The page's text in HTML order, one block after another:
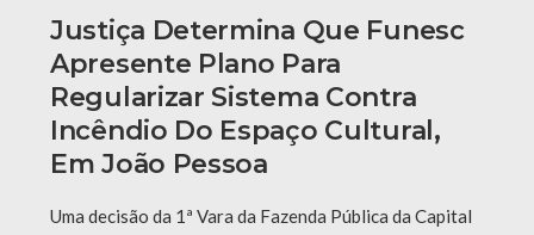
Justiça Determina Que Funesc
Apresente Plano Para
Regularizar Sistema Contra
Incêndio Do Espaço Cultural,
Em João Pessoa
Uma decisão da 1ª Vara da Fazenda Pública da Capital